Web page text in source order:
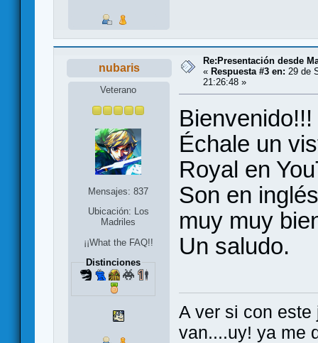
nubaris
Veterano
Mensajes: 837
Ubicación: Los
Madriles
¡¡What the FAQ!!
Distinciones
Re:Presentación desde
« Respuesta #3 en: 29 de
21:26:48 »
Bienvenido!!!
Échale un
Royal en
Son en
muy muy
Un saludo.
A ver si con
van....uy! ya me